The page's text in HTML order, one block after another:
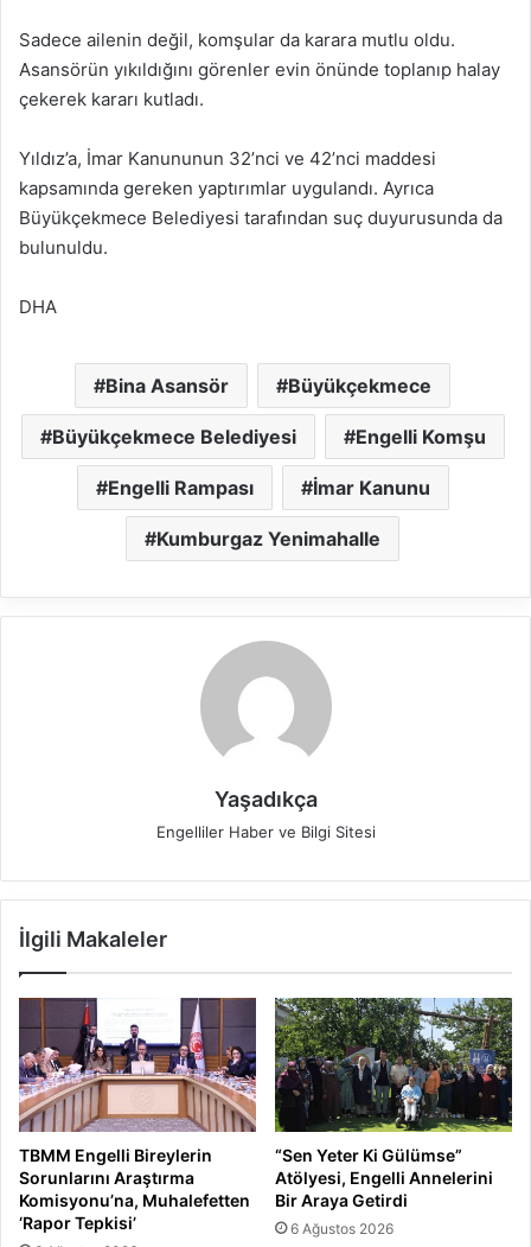
Sadece ailenin değil, komşular da karara mutlu oldu.
Asansörün yıkıldığını görenler evin önünde toplanıp halay
çekerek kararı kutladı.
Yıldız’a, İmar Kanununun 32’nci ve 42’nci maddesi
kapsamında gereken yaptırımlar uygulandı. Ayrıca
Büyükçekmece Belediyesi tarafından suç duyurusunda da
bulunuldu.
DHA
Bina Asansör Büyükçekmece
Büyükçekmece Belediyesi Engelli Komşu
Engelli Rampası İmar Kanunu
Kumburgaz Yenimahalle
Yaşadıkça
Engelliler Haber ve Bilgi Sitesi
İlgili Makaleler
TBMM Engelli Bireylerin
Sorunlarını Araştırma
Komisyonu’na, Muhalefetten
‘Rapor Tepkisi’
“Sen Yeter Ki Gülümse”
Atölyesi, Engelli Annelerini
Bir Araya Getirdi
6 Ağustos 2026